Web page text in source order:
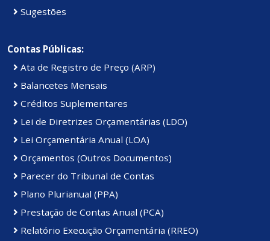
Sugestões
Contas Públicas:
Ata de Registro de Preço (ARP)
Balancetes Mensais
Créditos Suplementares
Lei de Diretrizes Orçamentárias (LDO)
Lei Orçamentária Anual (LOA)
Orçamentos (Outros Documentos)
Parecer do Tribunal de Contas
Plano Plurianual (PPA)
Prestação de Contas Anual (PCA)
Relatório Execução Orçamentária (RREO)